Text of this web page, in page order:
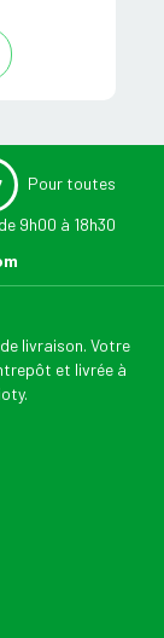
Pour toutes
9h00 à 18h30
livraison. Votre
et livrée à